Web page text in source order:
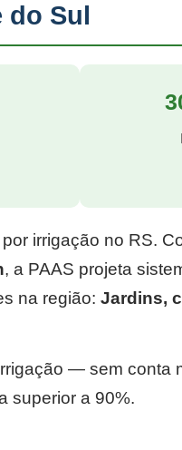
do Sul
irrigação no RS.
, a PAAS projeta
na região: Jardins,
— sem conta
superior a 90%.